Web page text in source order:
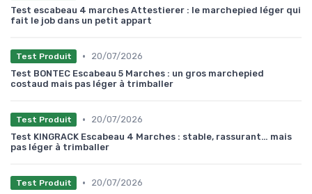
Test escabeau 4 marches Attestierer : le marchepied léger qui
fait le job dans un petit appart
Test Produit •
20/07/2026
Test BONTEC Escabeau 5 Marches : un gros marchepied
costaud mais pas léger à trimballer
Test Produit •
20/07/2026
Test KINGRACK Escabeau 4 Marches : stable, rassurant… mais
pas léger à trimballer
Test Produit •
20/07/2026